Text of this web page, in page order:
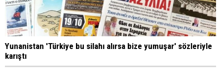
Yunanistan 'Türkiye bu silahı alırsa bize yumuşar' sözleriyle
karıştı